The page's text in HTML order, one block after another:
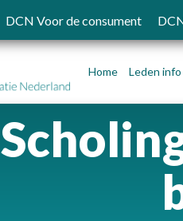
DCN Voor de consument
Home Leden info